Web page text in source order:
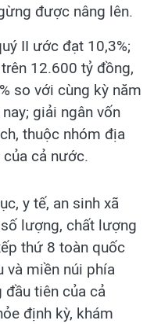
được nâng lên.
II ước đạt 10,3%;
12.600 tỷ đồng,
so với cùng kỳ năm
giải ngân vốn
thuộc nhóm địa
cả nước.
y tế, an sinh xã
lượng, chất lượng
thứ 8 toàn quốc
và miền núi phía
đầu tiên của cả
định kỳ, khám